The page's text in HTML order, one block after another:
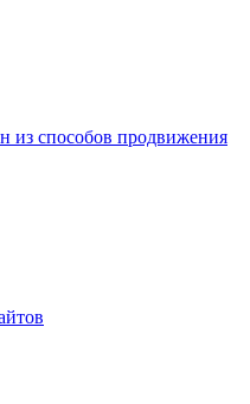
из способов продвижения